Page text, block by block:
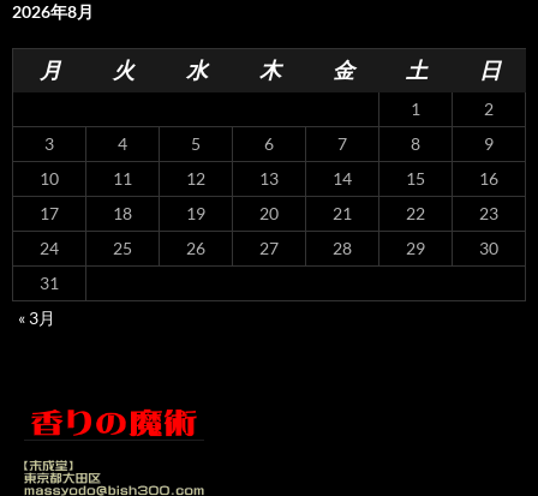
2026年8月
月 火 水 木 金 土 日
1
2
3
4 5 6 7 8
9
10
11 12 13 14 15
16
17
18 19 20 21 22
23
24
25 26 27 28 29
30
31
« 3月